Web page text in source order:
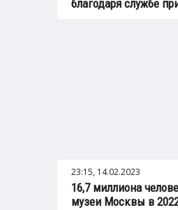
благодаря службе
23:15, 14.02.2023
16,7 миллиона
музеи Москвы в